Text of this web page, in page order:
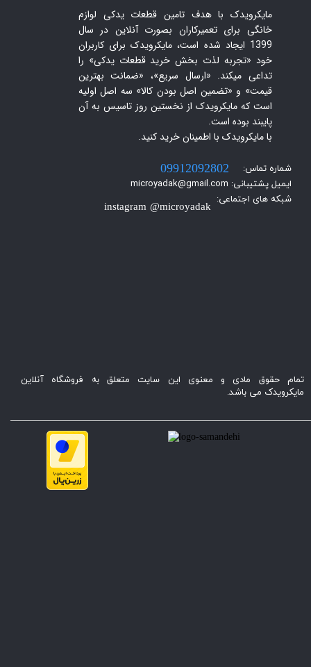
مایکرویدک با هدف تامین قطعات یدکی لوازم
خانگی برای تعمیرکاران بصورت آنلاین در سال
1399 ایجاد شده است، مایکرویدک برای کاربران
خود «تجربه لذت بخش خرید قطعات یدکی» را
تداعی میکند. «ارسال سریع»، «ضمانت بهترین
قیمت» و «تضمین اصل بودن کالا» سه اصل اولیه
است که مایکرویدک از نخستین روز تاسیس به آن
پایبند بوده است.
با مایکرویدک با اطمینان خرید کنید.​​​​​​​
شماره تماس:
ایمیل پشتیبانی: microyadak@gmail.com
شبکه های اجتماعی:
instagram @microyadak
09912092802
تمام حقوق مادی و معنوی این سایت متعلق به فروشگاه آنلاین
مایکرویدک می باشد.